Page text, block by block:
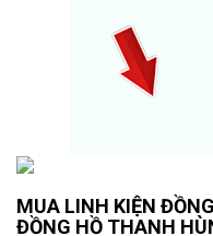
MUA LINH KIỆN
ĐỒNG HỒ THANH